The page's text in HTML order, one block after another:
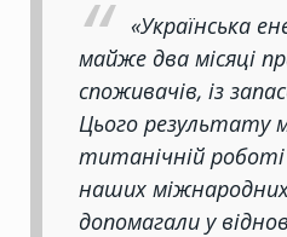
«Українська
майже два місяці
споживачів, із
Цього результату
титанічній роботі
наших
допомагали у